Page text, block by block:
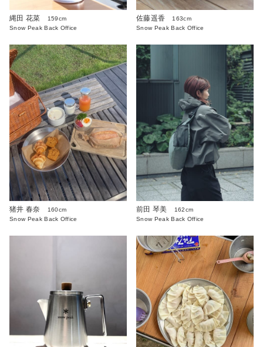
縄田 花菜
159cm
Snow Peak Back Office
佐藤遥香
163cm
Snow Peak Back Office
猪井 春奈
160cm
Snow Peak Back Office
前田 琴美
162cm
Snow Peak Back Office